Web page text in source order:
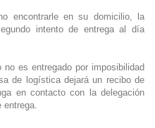
encontrarle en su domicilio, la
intento de entrega al día
es entregado por imposibilidad
de logística dejará un recibo de
en contacto con la delegación
entrega.